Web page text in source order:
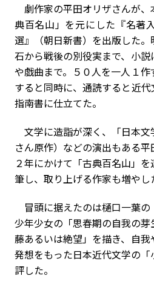
劇作家の平田オリザさんが、
典百名山」を元にした『名著
選』（朝日新書）を出版した
石から戦後の別役実まで、小
や戯曲まで。５０人を一人１
すると同時に、通読すると近
指南書に仕立てた。
文学に造詣が深く、「日本文
さん原作）などの演出もある
２年にかけて「古典百名山」
筆し、取り上げる作家も増やし
冒頭に据えたのは樋口一葉の
少年少女の「思春期の自我の
藤あるいは絶望」を描き、自
発想をもった日本近代文学の
評した。